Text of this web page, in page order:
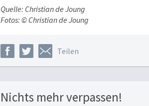
Quelle: Christian de Joung
Fotos: © Christian de Joung
Teilen
Nichts mehr verpassen!